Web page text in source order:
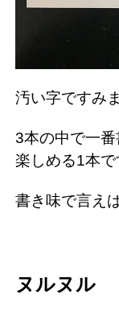
汚い字ですみ
3本の中で一
楽しめる1本で
書き味で言えば
ヌルヌル